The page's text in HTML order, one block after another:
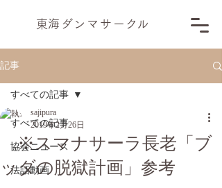
​東海ダンマサー ク ル
記事
すべての記事
協会ニュース
法話動画
すべての記事
※スマナサーラ長老「ブ
ッダの脱獄計画」参考
sajipura
2019年2月26日